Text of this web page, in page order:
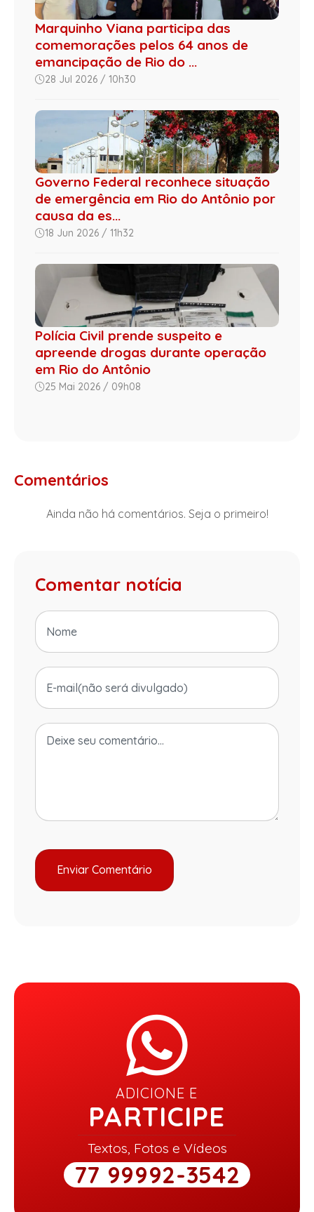
Marquinho Viana participa das
comemorações pelos 64 anos de
emancipação de Rio do ...
28 Jul 2026 / 10h30
Governo Federal reconhece situação
de emergência em Rio do Antônio por
causa da es...
18 Jun 2026 / 11h32
Polícia Civil prende suspeito e
apreende drogas durante operação
em Rio do Antônio
25 Mai 2026 / 09h08
Comentários
Ainda não há comentários. Seja o primeiro!
Comentar notícia
ADICIONE E
PARTICIPE
Textos, Fotos e Vídeos
77 99992-3542